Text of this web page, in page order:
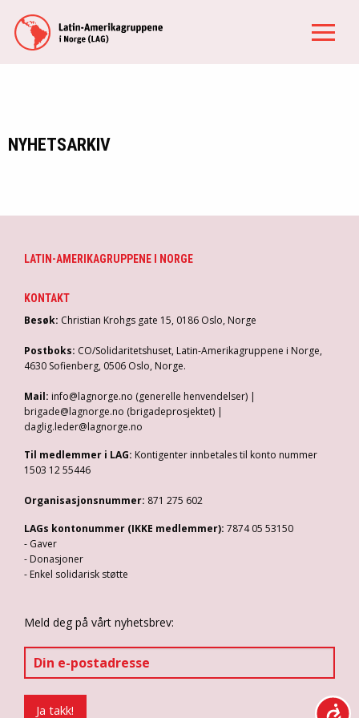
NYHETSARKIV
LATIN-AMERIKAGRUPPENE I NORGE
KONTAKT
Besøk: Christian Krohgs gate 15, 0186 Oslo, Norge
Postboks: CO/Solidaritetshuset, Latin-Amerikagruppene i Norge,
4630 Sofienberg, 0506 Oslo, Norge.
Mail: info@lagnorge.no (generelle henvendelser) |
brigade@lagnorge.no (brigadeprosjektet) |
daglig.leder@lagnorge.no
Til medlemmer i LAG: Kontigenter innbetales til konto nummer
1503 12 55446
Organisasjonsnummer: 871 275 602
LAGs kontonummer (IKKE medlemmer): 7874 05 53150
- Gaver
- Donasjoner
- Enkel solidarisk støtte
Meld deg på vårt nyhetsbrev: